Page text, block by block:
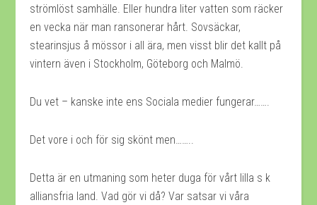
strömlöst samhälle. Eller hundra liter vatten som räcker
en vecka när man ransonerar hårt. Sovsäckar,
stearinsjus å mössor i all ära, men visst blir det kallt på
vintern även i Stockholm, Göteborg och Malmö.
Du vet – kanske inte ens Sociala medier fungerar…….
Det vore i och för sig skönt men……..
Detta är en utmaning som heter duga för vårt lilla s k
alliansfria land. Vad gör vi då? Var satsar vi våra